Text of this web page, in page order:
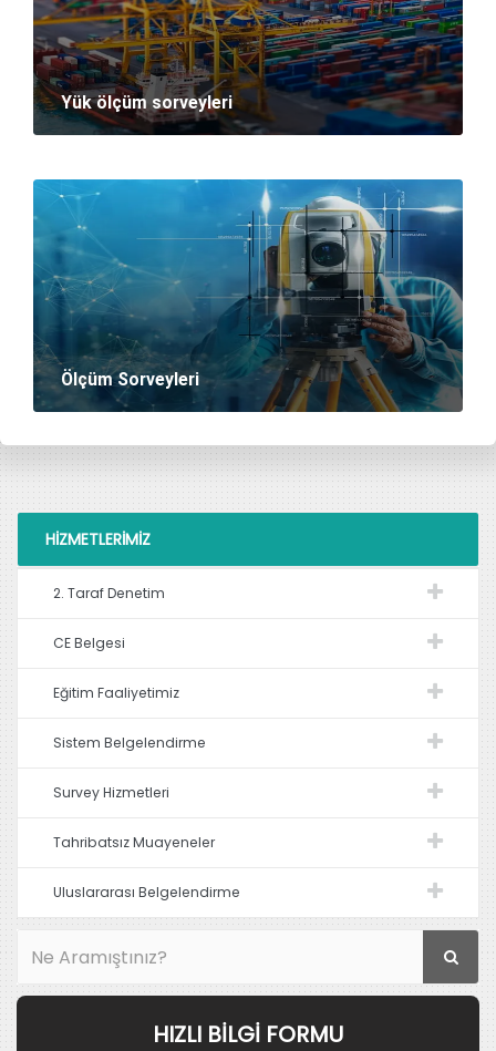
Yük ölçüm sorveyleri
Ölçüm Sorveyleri
HIZMETLERIMIZ
2. Taraf Denetim
CE Belgesi
Eğitim Faaliyetimiz
Sistem Belgelendirme
Survey Hizmetleri
Tahribatsız Muayeneler
Uluslararası Belgelendirme
HIZLI BILGI FORMU